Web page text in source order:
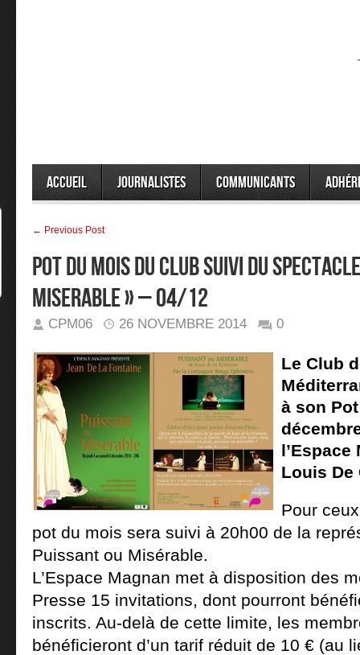
Accueil Journalistes Communicants
← Previous Post
POT DU MOIS DU CLUB SUIVI DU
MISERABLE » – 04/12
CPM06 26 NOVEMBRE 2014 0
Le Club
à son
l’Espace
Louis De
Pour
pot du mois sera suivi à 20h00 de la
Puissant ou Misérable.
L’Espace Magnan met à disposition des
Presse 15 invitations, dont pourront
inscrits. Au-delà de cette limite, les
bénéficieront d’un tarif réduit de 10 € (au